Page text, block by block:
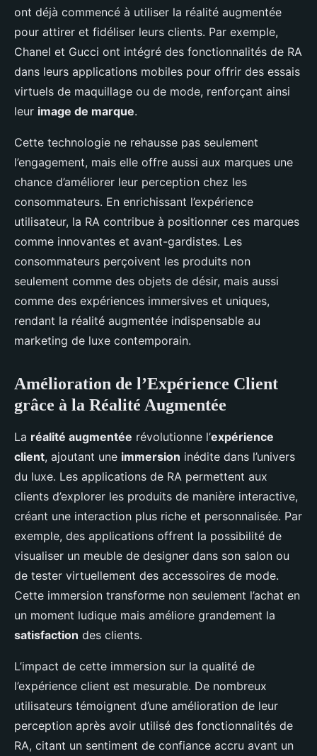
ont déjà commencé à utiliser la réalité augmentée
pour attirer et fidéliser leurs clients. Par exemple,
Chanel et Gucci ont intégré des fonctionnalités de RA
dans leurs applications mobiles pour offrir des essais
virtuels de maquillage ou de mode, renforçant ainsi
leur image de marque.
Cette technologie ne rehausse pas seulement
l’engagement, mais elle offre aussi aux marques une
chance d’améliorer leur perception chez les
consommateurs. En enrichissant l’expérience
utilisateur, la RA contribue à positionner ces marques
comme innovantes et avant-gardistes. Les
consommateurs perçoivent les produits non
seulement comme des objets de désir, mais aussi
comme des expériences immersives et uniques,
rendant la réalité augmentée indispensable au
marketing de luxe contemporain.
Amélioration de l’Expérience Client
grâce à la Réalité Augmentée
La réalité augmentée révolutionne l’expérience
client, ajoutant une immersion inédite dans l’univers
du luxe. Les applications de RA permettent aux
clients d’explorer les produits de manière interactive,
créant une interaction plus riche et personnalisée. Par
exemple, des applications offrent la possibilité de
visualiser un meuble de designer dans son salon ou
de tester virtuellement des accessoires de mode.
Cette immersion transforme non seulement l’achat en
un moment ludique mais améliore grandement la
satisfaction des clients.
L’impact de cette immersion sur la qualité de
l’expérience client est mesurable. De nombreux
utilisateurs témoignent d’une amélioration de leur
perception après avoir utilisé des fonctionnalités de
RA, citant un sentiment de confiance accru avant un